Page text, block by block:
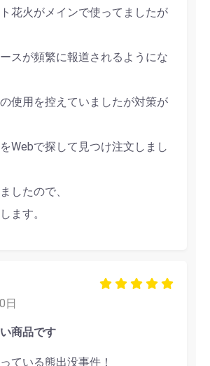
花火がメインで使ってましたが
スが頻繁に報道されるようにな
使用を控えていましたが対策が
Webで探して見つけ注文しまし
したので、
ます。
日
商品です
ている熊出没事件！